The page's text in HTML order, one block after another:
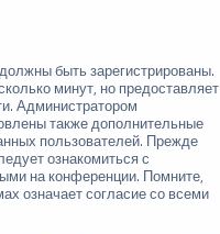
быть зарегистрированы.
минут, но предоставляет
Администратором
также дополнительные
пользователей. Прежде
ознакомиться с
на конференции. Помните,
означает согласие со всеми